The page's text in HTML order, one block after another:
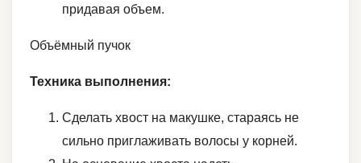
придавая объем.
Объёмный пучок
Техника выполнения:
Сделать хвост на макушке, стараясь не
сильно приглаживать волосы у корней.